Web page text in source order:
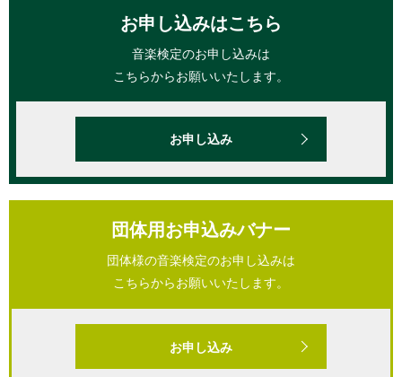
お申し込みはこちら
音楽検定のお申し込みは
こちらからお願いいたします。
お申し込み
団体用お申込みバナー
団体様の音楽検定のお申し込みは
こちらからお願いいたします。
お申し込み